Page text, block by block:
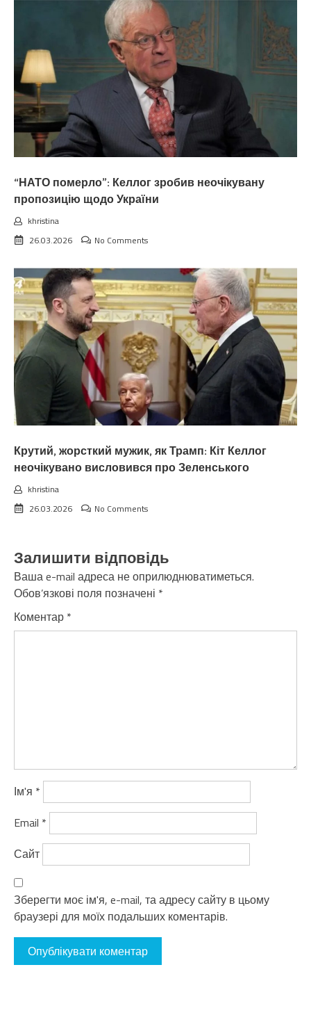
“НАТО померло”: Келлог зробив неочікувану
пропозицію щодо України
khristina
26.03.2026
No Comments
Крутий, жорсткий мужик, як Трамп: Кіт Келлог
неочікувано висловився про Зеленського
khristina
26.03.2026
No Comments
Залишити відповідь
Ваша e-mail адреса не оприлюднюватиметься.
Обов’язкові поля позначені *
Коментар *
Ім'я *
Email *
Сайт
Зберегти моє ім'я, e-mail, та адресу сайту в цьому
браузері для моїх подальших коментарів.